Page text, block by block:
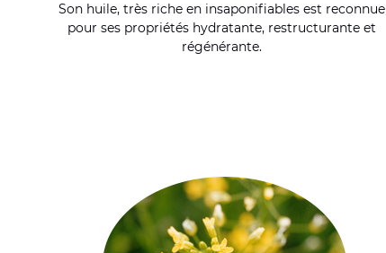
Son huile, très riche en insaponifiables est reconnue
pour ses propriétés hydratante, restructurante et
régénérante.